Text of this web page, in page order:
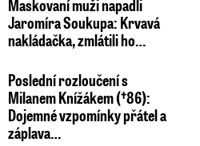
Maskovaní muži napadli
Jaromíra Soukupa: Krvavá
nakládačka, zmlátili ho…
Poslední rozloučení s
Milanem Knížákem (†86):
Dojemné vzpomínky přátel a
záplava…